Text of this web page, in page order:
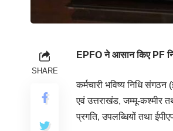
SHARE
EPFO ने आसान किए PF
कर्मचारी भविष्य निधि
एवं उत्तराखंड, जम्मू-कश्मीर
प्रगति, उपलब्धियों तथा